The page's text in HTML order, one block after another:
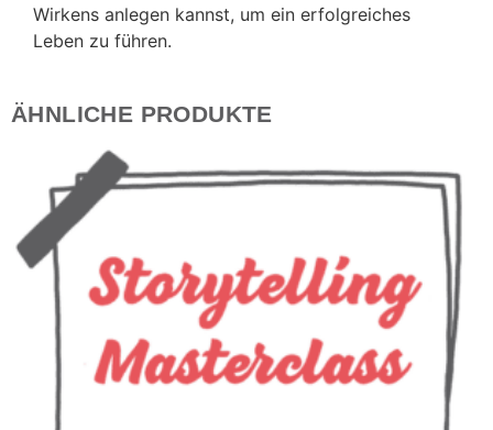
Wirkens anlegen kannst, um ein erfolgreiches
Leben zu führen.
ÄHNLICHE PRODUKTE